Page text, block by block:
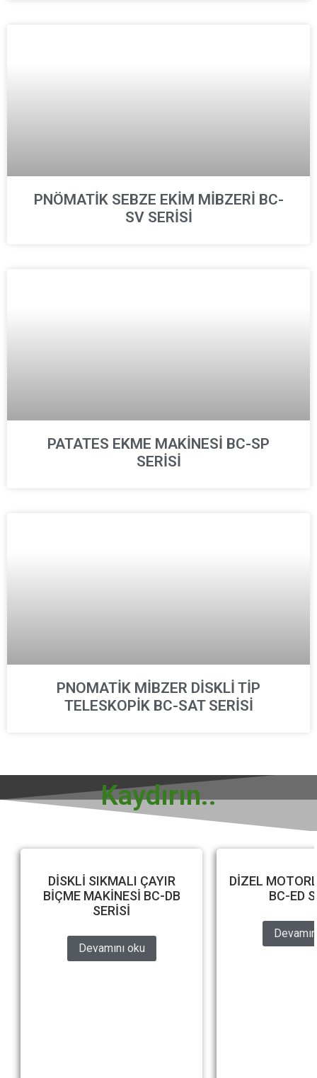
PNÖMATİK SEBZE EKİM MİBZERİ BC-
SV SERİSİ
PATATES EKME MAKİNESİ BC-SP
SERİSİ
PNOMATİK MİBZER DİSKLİ TİP
TELESKOPİK BC-SAT SERİSİ
Kaydırın..
DİSKLİ SIKMALI ÇAYIR
BİÇME MAKİNESİ BC-DB
SERİSİ
Devamını oku
DİZEL
BC-ED